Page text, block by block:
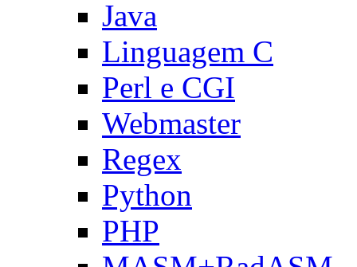
Java
Linguagem C
Perl e CGI
Webmaster
Regex
Python
PHP